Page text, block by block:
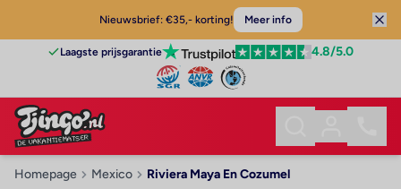
Nieuwsbrief: €35,- korting! Meer info
Laagste prijsgarantie 4.8/5.0
Homepage Mexico Riviera Maya En Cozumel